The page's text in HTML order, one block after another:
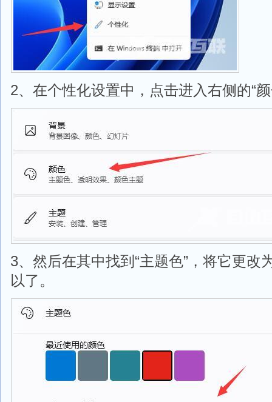
2、在个性化设置中，点击进入右侧的“
3、然后在其中找到“主题色”，将它更改
以了。